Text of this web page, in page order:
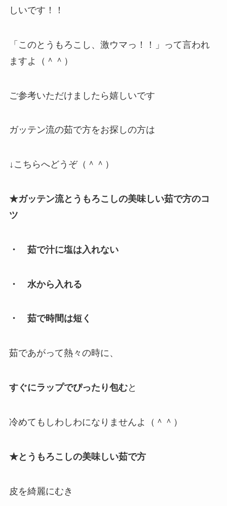
しいです！！
「このとうもろこし、激ウマっ！！」って言われ
ますよ（＾＾）
ご参考いただけましたら嬉しいです
ガッテン流の茹で方をお探しの方は
↓こちらへどうぞ（＾＾）
★ガッテン流とうもろこしの美味しい茹で方のコ
ツ
・ 茹で汁に塩は入れない
・ 水から入れる
・ 茹で時間は短く
茹であがって熱々の時に、
すぐにラップでぴったり包むと
冷めてもしわしわになりませんよ（＾＾）
★とうもろこしの美味しい茹で方
皮を綺麗にむき